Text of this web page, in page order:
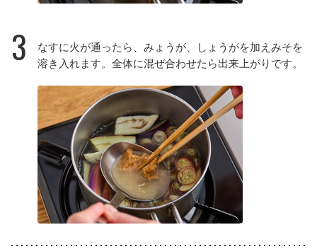
3
なすに火が通ったら、みょうが、しょうがを加えみそを
溶き入れます。全体に混ぜ合わせたら出来上がりです。